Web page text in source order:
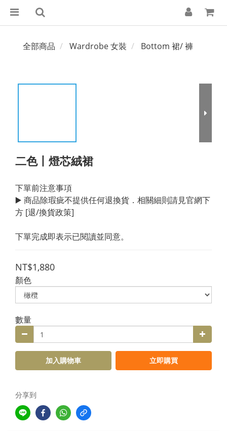
全部商品 Wardrobe 女裝 Bottom 裙/ 褲
二色丨燈芯絨裙
下單前注意事項
▶️ 商品除瑕疵不提供任何退換貨．相關細則請見官網下
方 [退/換貨政策]
下單完成即表示已閱讀並同意。
NT$1,880
顏色
數量
加入購物車 立即購買
分享到